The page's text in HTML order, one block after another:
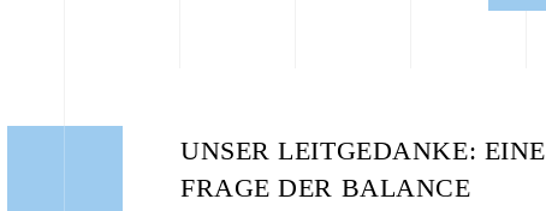
UNSER LEITGEDANKE: EINE
FRAGE DER BALANCE